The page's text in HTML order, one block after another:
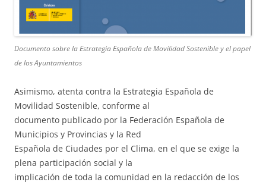
Documento sobre la Estrategia Española de Movilidad Sostenible y el papel
de los Ayuntamientos
Asimismo, atenta contra la Estrategia Española de
Movilidad Sostenible, conforme al
documento publicado por la Federación Española de
Municipios y Provincias y la Red
Española de Ciudades por el Clima, en el que se exige la
plena participación social y la
implicación de toda la comunidad en la redacción de los